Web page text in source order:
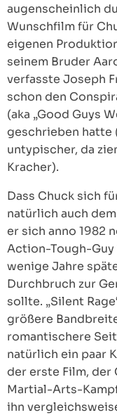
augenscheinlich
Wunschfilm für
eigenen
seinem Bruder
verfasste Joseph
schon den
(aka „Good Guys
geschrieben hatte
untypischer, da
Kracher).
Dass Chuck sich
natürlich auch
er sich anno 1982
Action-Tough-
wenige Jahre
Durchbruch zur
sollte. „Silent
größere
romantischere
natürlich ein paar
der erste Film, der
Martial-Arts-
ihn